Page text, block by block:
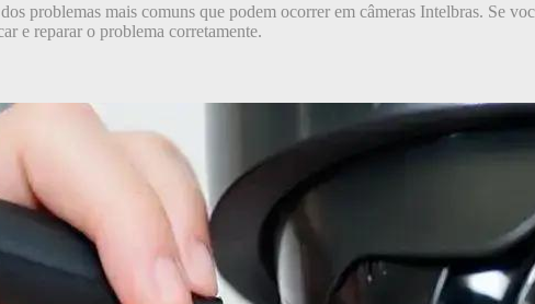
problemas mais comuns que podem ocorrer em câmeras Intelbras. Se
e reparar o problema corretamente.